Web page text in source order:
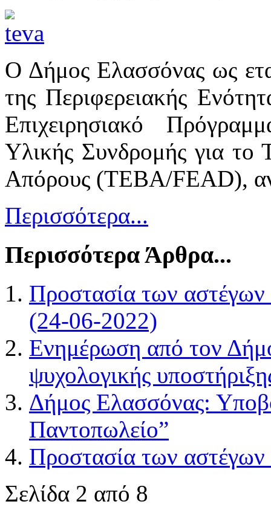
Ο Δήμος Ελασσόνας ως
της Περιφερειακής
Επιχειρησιακό
Υλικής Συνδρομής για το
Απόρους (ΤΕΒΑ/FEAD),
Περισσότερα...
Περισσότερα Άρθρα...
Προστασία των
(24-06-2022)
Ενημέρωση από τον
ψυχολογικής
Δήμος Ελασσόνας:
Παντοπωλείο”
Προστασία των αστέγων
Σελίδα 2 από 8